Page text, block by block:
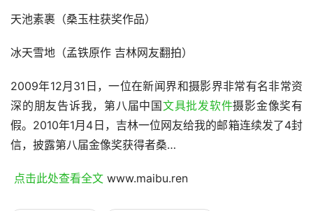
天池素裹（桑玉柱获奖作品）
冰天雪地（孟铁原作 吉林网友翻拍）
2009年12月31日，一位在新闻界和摄影界非常有名非常资
深的朋友告诉我，第八届中国文具批发软件摄影金像奖有
假。2010年1月4日，吉林一位网友给我的邮箱连续发了4封
信，披露第八届金像奖获得者桑…
点击此处查看全文 www.maibu.ren